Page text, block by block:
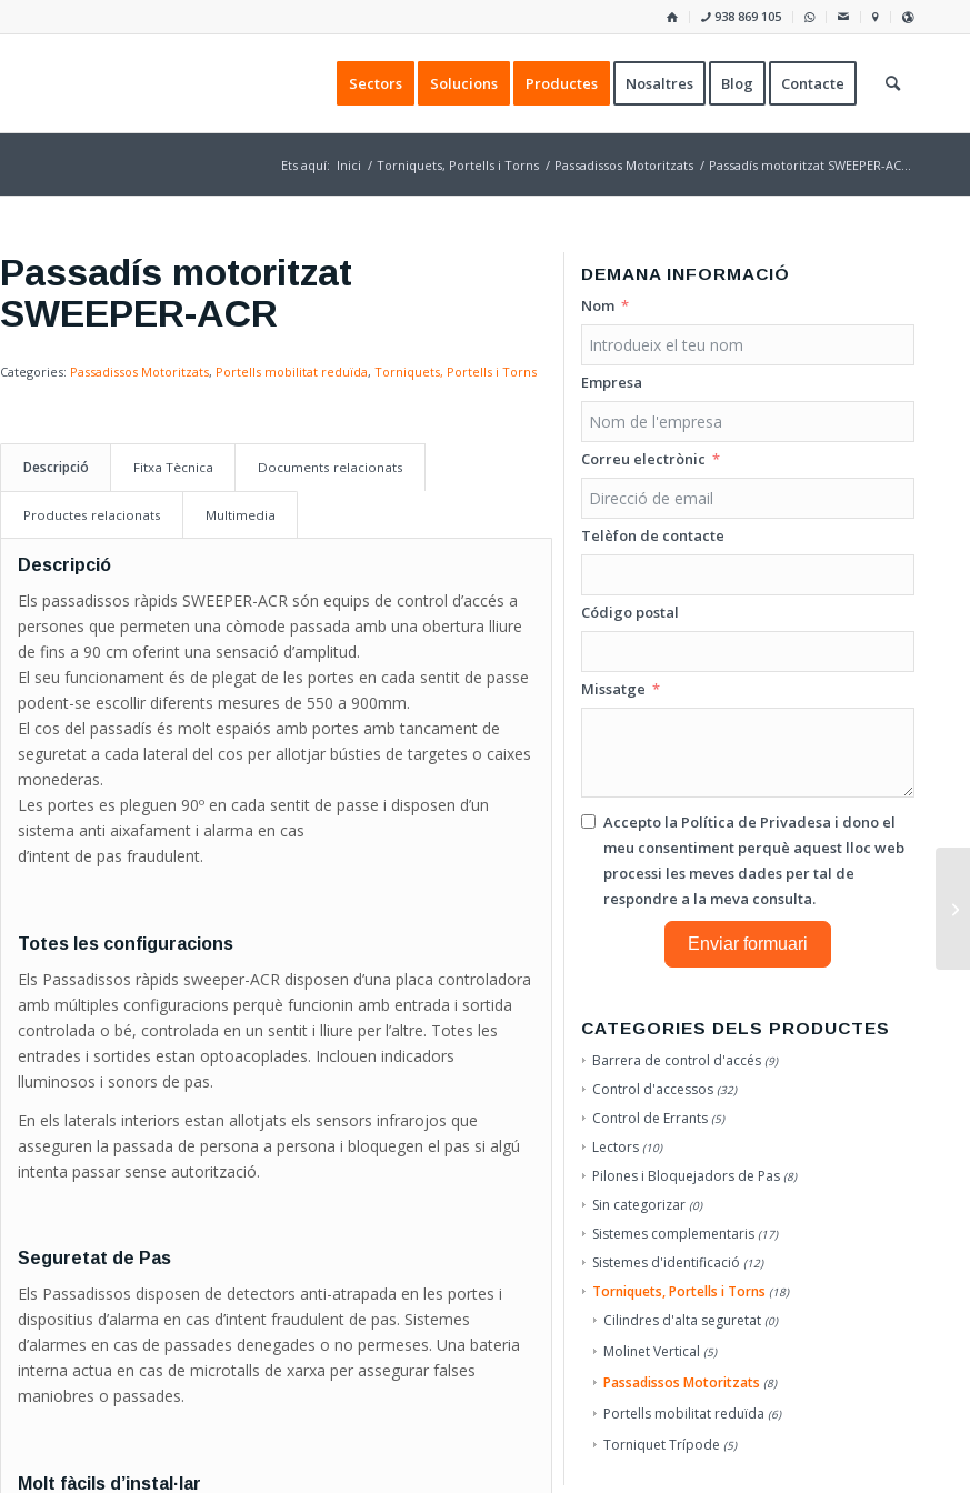
938 869 105
Sectors Solucions Productes Nosaltres Blog Contacte
Ets aquí: Inici / Torniquets, Portells i Torns / Passadissos Motoritzats / Passadís motoritzat SWEEPER-AC...
Passadís motoritzat
SWEEPER-ACR
Categories: Passadissos Motoritzats, Portells mobilitat reduïda, Torniquets, Portells i Torns
Descripció Fitxa Tècnica Documents relacionats
Productes relacionats Multimedia
Descripció
Els passadissos ràpids SWEEPER-ACR són equips de control d’accés a
persones que permeten una còmode passada amb una obertura lliure
de fins a 90 cm oferint una sensació d’amplitud.
El seu funcionament és de plegat de les portes en cada sentit de passe
podent-se escollir diferents mesures de 550 a 900mm.
El cos del passadís és molt espaiós amb portes amb tancament de
seguretat a cada lateral del cos per allotjar bústies de targetes o caixes
monederas.
Les portes es pleguen 90º en cada sentit de passe i disposen d’un
sistema anti aixafament i alarma en cas
d’intent de pas fraudulent.
Totes les configuracions
Els Passadissos ràpids sweeper-ACR disposen d’una placa controladora
amb múltiples configuracions perquè funcionin amb entrada i sortida
controlada o bé, controlada en un sentit i lliure per l’altre. Totes les
entrades i sortides estan optoacoplades. Inclouen indicadors
lluminosos i sonors de pas.
En els laterals interiors estan allotjats els sensors infrarojos que
asseguren la passada de persona a persona i bloquegen el pas si algú
intenta passar sense autorització.
Seguretat de Pas
Els Passadissos disposen de detectors anti-atrapada en les portes i
dispositius d’alarma en cas d’intent fraudulent de pas. Sistemes
d’alarmes en cas de passades denegades o no permeses. Una bateria
interna actua en cas de microtalls de xarxa per assegurar falses
maniobres o passades.
Molt fàcils d’instal·lar
DEMANA INFORMACIÓ
Nom
Empresa
Correu electrònic
Telèfon de contacte
Código postal
Missatge
Accepto la Política de Privadesa i dono el
meu consentiment perquè aquest lloc web
processi les meves dades per tal de
respondre a la meva consulta.
Enviar formuari
CATEGORIES DELS PRODUCTES
Barrera de control d'accés (9)
Control d'accessos (32)
Control de Errants (5)
Lectors (10)
Pilones i Bloquejadors de Pas (8)
Sin categorizar (0)
Sistemes complementaris (17)
Sistemes d'identificació (12)
Torniquets, Portells i Torns (18)
Cilindres d'alta seguretat (0)
Molinet Vertical (5)
Passadissos Motoritzats (8)
Portells mobilitat reduïda (6)
Torniquet Trípode (5)